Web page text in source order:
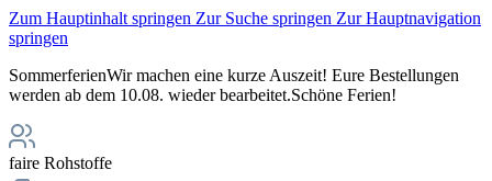
Zum Hauptinhalt springen Zur Suche springen Zur Hauptnavigation
springen
SommerferienWir machen eine kurze Auszeit! Eure Bestellungen
werden ab dem 10.08. wieder bearbeitet.Schöne Ferien!
faire Rohstoffe